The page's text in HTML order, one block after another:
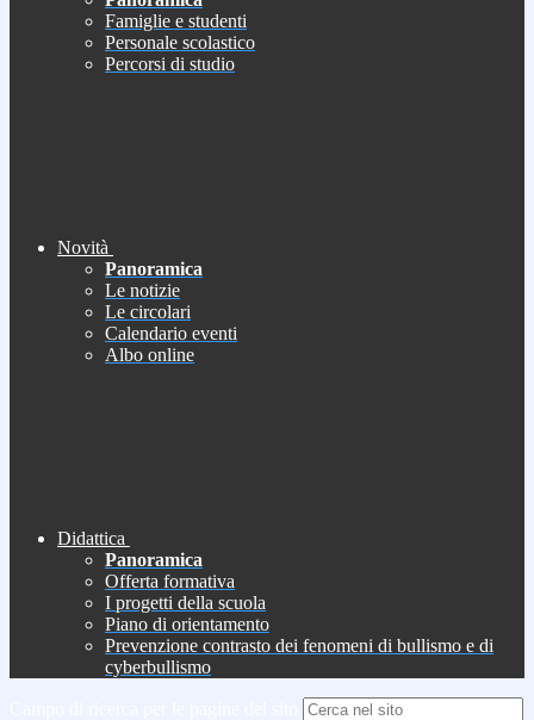
Famiglie e studenti
Personale scolastico
Percorsi di studio
Novità
Panoramica
Le notizie
Le circolari
Calendario eventi
Albo online
Didattica
Panoramica
Offerta formativa
I progetti della scuola
Piano di orientamento
Prevenzione contrasto dei fenomeni di bullismo e di
cyberbullismo